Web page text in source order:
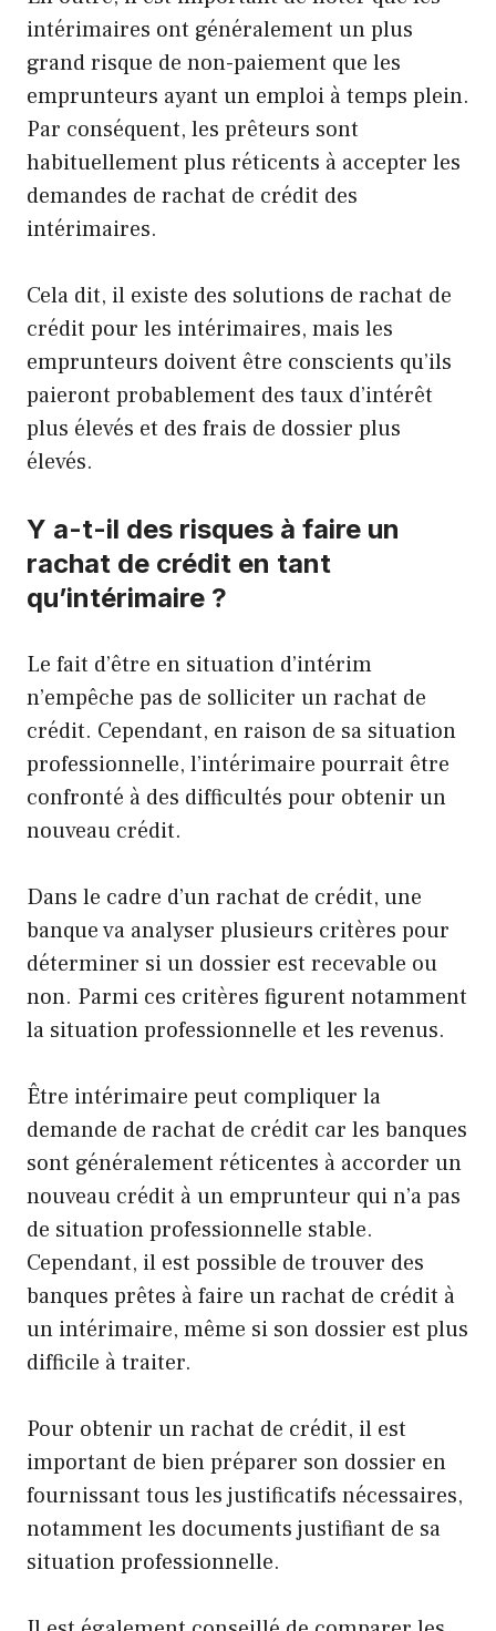
intérimaires ont généralement un plus
grand risque de non-paiement que les
emprunteurs ayant un emploi à temps plein.
Par conséquent, les prêteurs sont
habituellement plus réticents à accepter les
demandes de rachat de crédit des
intérimaires.
Cela dit, il existe des solutions de rachat de
crédit pour les intérimaires, mais les
emprunteurs doivent être conscients qu’ils
paieront probablement des taux d’intérêt
plus élevés et des frais de dossier plus
élevés.
Y a-t-il des risques à faire un
rachat de crédit en tant
qu’intérimaire ?
Le fait d’être en situation d’intérim
n’empêche pas de solliciter un rachat de
crédit. Cependant, en raison de sa situation
professionnelle, l’intérimaire pourrait être
confronté à des difficultés pour obtenir un
nouveau crédit.
Dans le cadre d’un rachat de crédit, une
banque va analyser plusieurs critères pour
déterminer si un dossier est recevable ou
non. Parmi ces critères figurent notamment
la situation professionnelle et les revenus.
Être intérimaire peut compliquer la
demande de rachat de crédit car les banques
sont généralement réticentes à accorder un
nouveau crédit à un emprunteur qui n’a pas
de situation professionnelle stable.
Cependant, il est possible de trouver des
banques prêtes à faire un rachat de crédit à
un intérimaire, même si son dossier est plus
difficile à traiter.
Pour obtenir un rachat de crédit, il est
important de bien préparer son dossier en
fournissant tous les justificatifs nécessaires,
notamment les documents justifiant de sa
situation professionnelle.